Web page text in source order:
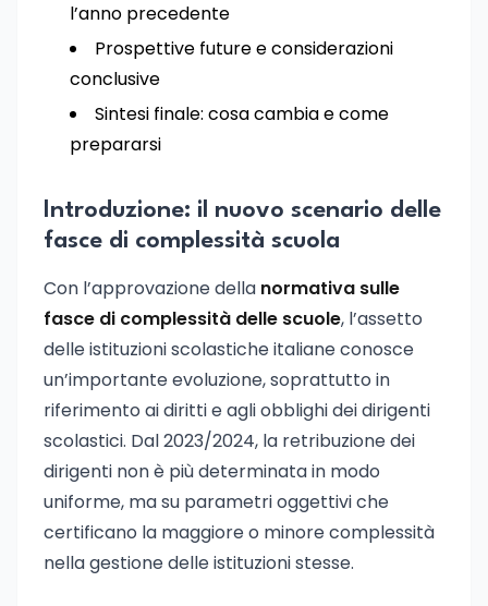
l’anno precedente
Prospettive future e considerazioni
conclusive
Sintesi finale: cosa cambia e come
prepararsi
Introduzione: il nuovo scenario delle
fasce di complessità scuola
Con l’approvazione della normativa sulle
fasce di complessità delle scuole, l’assetto
delle istituzioni scolastiche italiane conosce
un’importante evoluzione, soprattutto in
riferimento ai diritti e agli obblighi dei dirigenti
scolastici. Dal 2023/2024, la retribuzione dei
dirigenti non è più determinata in modo
uniforme, ma su parametri oggettivi che
certificano la maggiore o minore complessità
nella gestione delle istituzioni stesse.